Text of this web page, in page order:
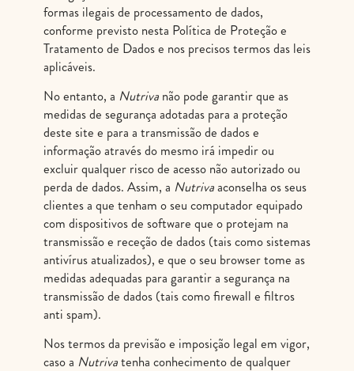
formas ilegais de processamento de dados,
conforme previsto nesta Política de Proteção e
Tratamento de Dados e nos precisos termos das leis
aplicáveis.
No entanto, a Nutriva não pode garantir que as
medidas de segurança adotadas para a proteção
deste site e para a transmissão de dados e
informação através do mesmo irá impedir ou
excluir qualquer risco de acesso não autorizado ou
perda de dados. Assim, a Nutrivaaconselha os seus
clientes a que tenham o seu computador equipado
com dispositivos de software que o protejam na
transmissão e receção de dados (tais como sistemas
antivírus atualizados), e que o seu browser tome as
medidas adequadas para garantir a segurança na
transmissão de dados (tais como firewall e filtros
anti spam).
Nos termos da previsão e imposição legal em vigor,
caso a Nutrivatenha conhecimento de qualquer